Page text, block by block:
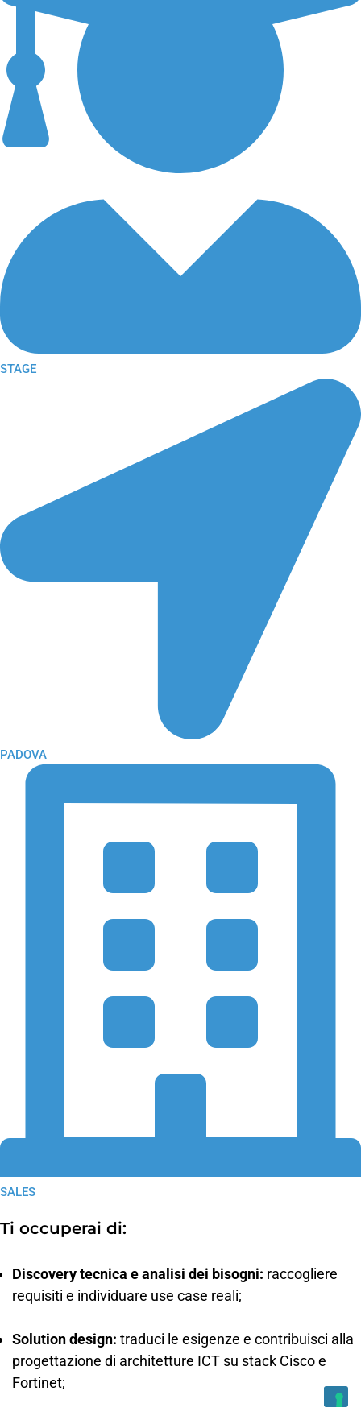
STAGE
PADOVA
SALES
Ti occuperai di:
Discovery tecnica e analisi dei bisogni: raccogliere
requisiti e individuare use case reali;
Solution design: traduci le esigenze e contribuisci alla
progettazione di architetture ICT su stack Cisco e
Fortinet;